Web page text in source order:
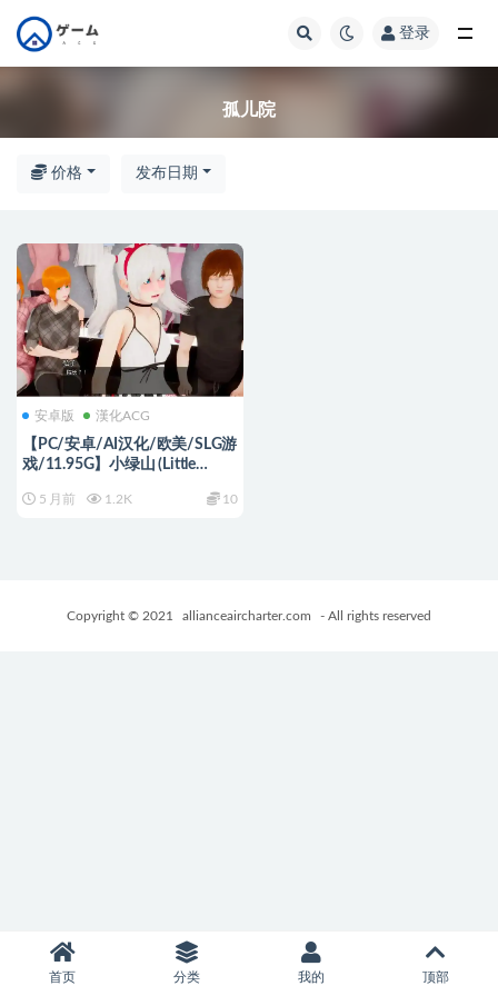
登录
孤儿院
价格 发布日期
安卓版 漢化ACG
【PC/安卓/AI汉化/欧美/SLG游
戏/11.95G】小绿山 (Little
+PC+安卓+欧美SLG游戏
5 月前 1.2K 10
Copyright © 2021 allianceaircharter.com - All rights reserved
首页 分类 我的 顶部